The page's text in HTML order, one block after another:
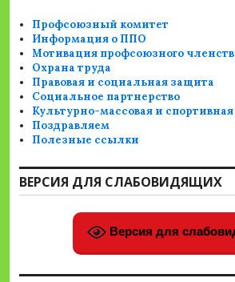
Профсоюзный комитет
Информация о ППО
Мотивация профсоюзного
Охрана труда
Правовая и социальная защита
Социальное партнерство
Культурно-массовая и спортивная
Поздравляем
Полезные ссылки
ВЕРСИЯ ДЛЯ СЛАБОВИДЯЩИХ
Версия для